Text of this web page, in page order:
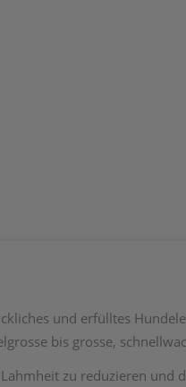
und erfülltes
bis grosse,
zu reduzieren